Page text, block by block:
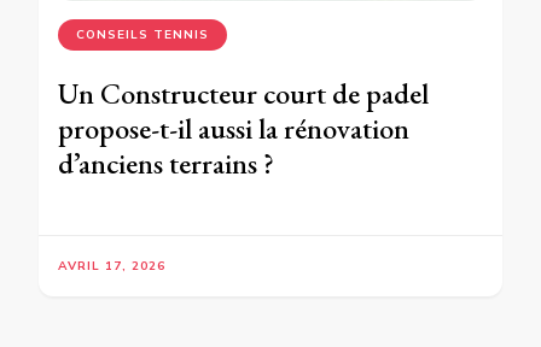
CONSEILS TENNIS
Un Constructeur court de padel
propose-t-il aussi la rénovation
d’anciens terrains ?
AVRIL 17, 2026